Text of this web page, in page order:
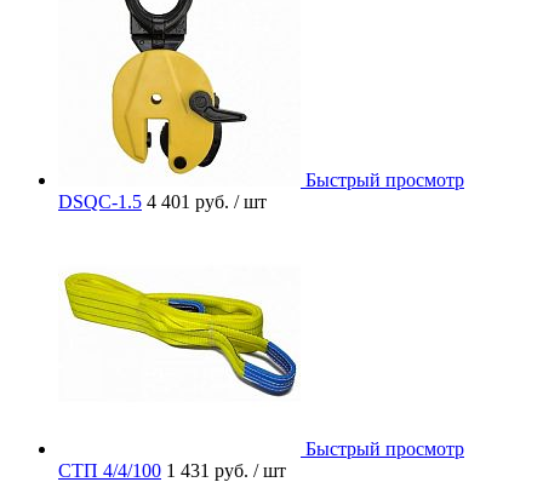
Быстрый просмотр
DSQC-1.5 4 401 руб. / шт
Быстрый просмотр
СТП 4/4/100 1 431 руб. / шт